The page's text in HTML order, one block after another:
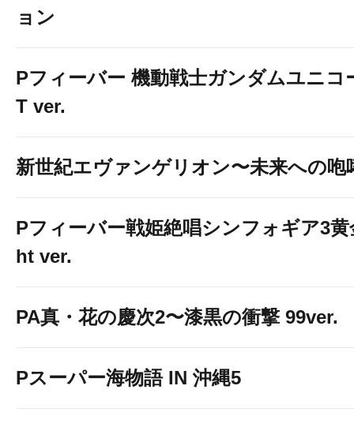
ョン
Pフィーバー 機動戦士ガンダムユニコ
T ver.
新世紀エヴァンゲリオン〜未来への咆
Pフィーバー戦姫絶唱シンフォギア3
ht ver.
PA真・花の慶次2〜漆黒の衝撃 99ver.
Pスーパー海物語 IN 沖縄5